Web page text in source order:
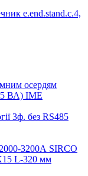
e.end.stand.c.4,
осердям
ВА) IME
3ф. без RS485
3200А SIRCO
L-320 мм